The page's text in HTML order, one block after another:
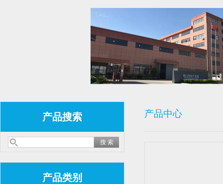
产品搜索
产品类别
产品中心